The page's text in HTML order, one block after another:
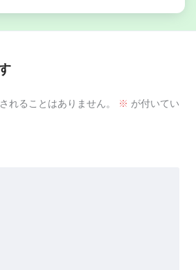
れることはありません。 ※ が付いてい